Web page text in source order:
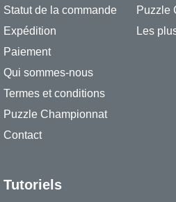
Statut de la commande
Expédition
Paiement
Qui sommes-nous
Termes et conditions
Puzzle Championnat
Contact
Puzzle
Les
Tutoriels